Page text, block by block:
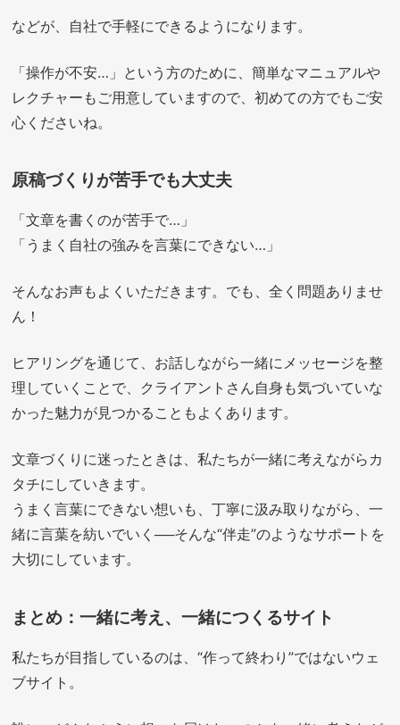
などが、自社で手軽にできるようになります。
「操作が不安…」という方のために、簡単なマニュアルや
レクチャーもご用意していますので、初めての方でもご安
心くださいね。
原稿づくりが苦手でも大丈夫
「文章を書くのが苦手で…」
「うまく自社の強みを言葉にできない…」
そんなお声もよくいただきます。でも、全く問題ありませ
ん！
ヒアリングを通じて、お話しながら一緒にメッセージを整
理していくことで、クライアントさん自身も気づいていな
かった魅力が見つかることもよくあります。
文章づくりに迷ったときは、私たちが一緒に考えながらカ
タチにしていきます。
うまく言葉にできない想いも、丁寧に汲み取りながら、一
緒に言葉を紡いでいく──そんな“伴走”のようなサポートを
大切にしています。
まとめ：一緒に考え、一緒につくるサイト
私たちが目指しているのは、“作って終わり”ではないウェ
ブサイト。